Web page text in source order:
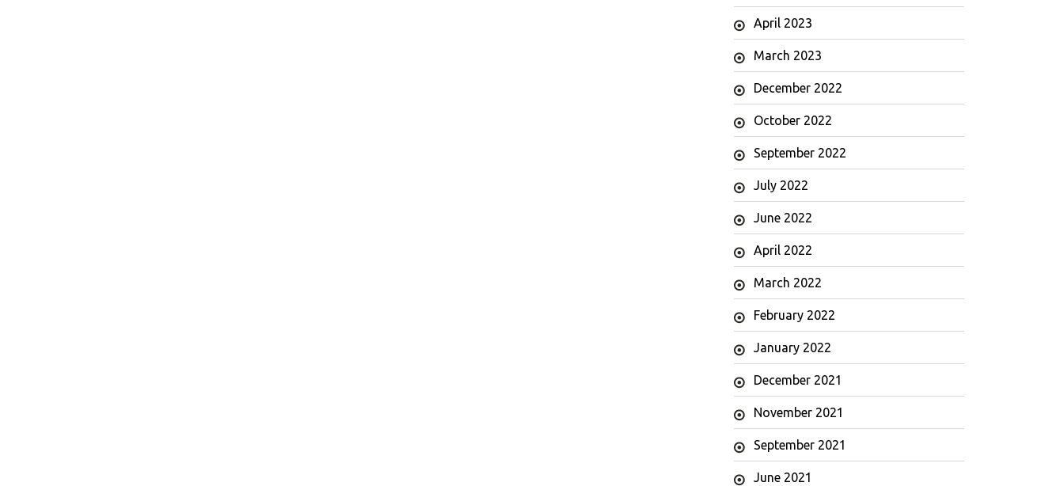
April 2023
March 2023
December 2022
October 2022
September 2022
July 2022
June 2022
April 2022
March 2022
February 2022
January 2022
December 2021
November 2021
September 2021
June 2021